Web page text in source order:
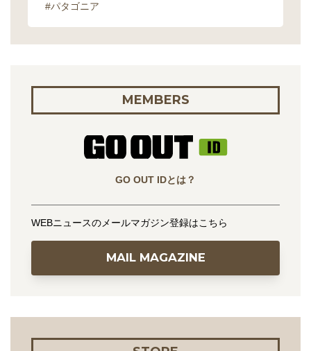
#パタゴニア
MEMBERS
GO OUT IDとは？
WEBニュースのメールマガジン登録はこちら
MAIL MAGAZINE